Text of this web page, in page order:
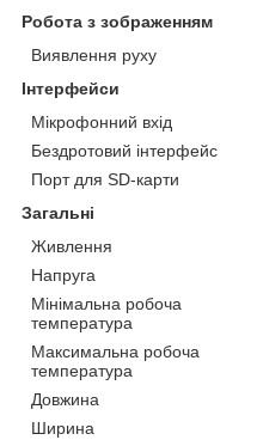
Робота з зображенням
Виявлення руху
Інтерфейси
Мікрофонний вхід
Бездротовий інтерфейс
Порт для SD-карти
Загальні
Живлення
Напруга
Мінімальна робоча
температура
Максимальна робоча
температура
Довжина
Ширина